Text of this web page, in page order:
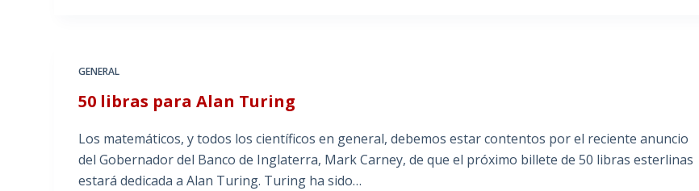
GENERAL
50 libras para Alan Turing
Los matemáticos, y todos los científicos en general, debemos estar contentos por el reciente anuncio
del Gobernador del Banco de Inglaterra, Mark Carney, de que el próximo billete de 50 libras esterlinas
estará dedicada a Alan Turing. Turing ha sido…